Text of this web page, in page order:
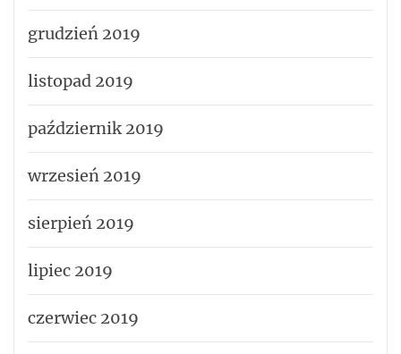
grudzień 2019
listopad 2019
październik 2019
wrzesień 2019
sierpień 2019
lipiec 2019
czerwiec 2019